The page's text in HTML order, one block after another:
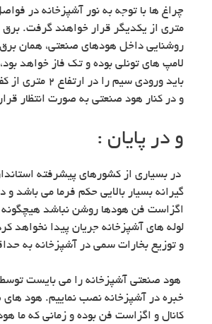
متری از یکدیگر قرار خواهند گرفت. برق
روشنایی داخل هودهای صنعتی، همان برق
لامپ های تونلی بوده و تک فاز خواهد
باید ورودی سیم را
و در کنار هود صنعتی به صورت انتظار
و در پایان :
در بسیاری از کشورهای پیشرفته
گیرانه بسیار بالایی حکم فرما می باشد
اگزاست فن هودها روشن نباشد هیچگونه
لوله های آشپزخانه جریان پیدا نخواهد
و توزیع بخارات سمی در آشپزخانه به
هود صنعتی آشپزخانه را می بایست توسط
خبره در آشپزخانه نصب نماییم. هود
کانال و اگزاست فن بوده و زمانی که ما